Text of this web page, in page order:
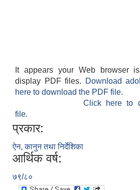
It appears your Web browser
display PDF files.
Download
here to download the PDF file.
Click here to
file.
प्रकार:
ऐन, कानुन तथा निर्देशिका
आर्थिक वर्ष:
७९/८०